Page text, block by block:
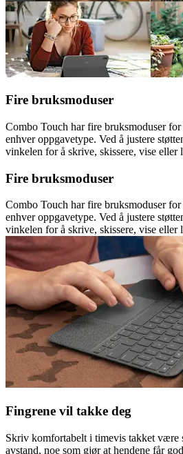
Fire bruksmoduser
Combo Touch har fire bruksmoduser
enhver oppgavetype. Ved å justere
vinkelen for å skrive, skissere, vise eller
Fire bruksmoduser
Combo Touch har fire bruksmoduser
enhver oppgavetype. Ved å justere
vinkelen for å skrive, skissere, vise eller
Fingrene vil takke deg
Skriv komfortabelt i timevis takket være
avstand, noe som gjør at hendene får